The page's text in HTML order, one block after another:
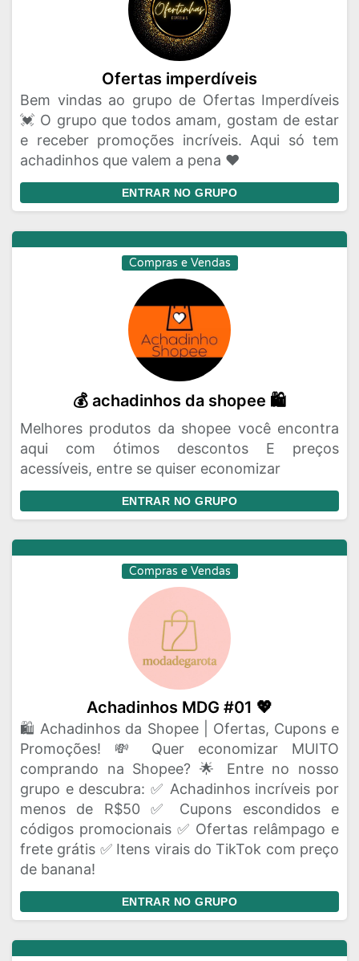
Ofertas imperdíveis
Bem vindas ao grupo de Ofertas Imperdíveis
💓 O grupo que todos amam, gostam de estar
e receber promoções incríveis. Aqui só tem
achadinhos que valem a pena ❤️
ENTRAR NO GRUPO
Compras e Vendas
💰 achadinhos da shopee 🛍️
Melhores produtos da shopee você encontra
aqui com ótimos descontos E preços
acessíveis, entre se quiser economizar
ENTRAR NO GRUPO
Compras e Vendas
Achadinhos MDG #01 💖
🛍️ Achadinhos da Shopee | Ofertas, Cupons e
Promoções! 💸 Quer economizar MUITO
comprando na Shopee? 🌟 Entre no nosso
grupo e descubra: ✅ Achadinhos incríveis por
menos de R$50 ✅ Cupons escondidos e
códigos promocionais ✅ Ofertas relâmpago e
frete grátis ✅ Itens virais do TikTok com preço
de banana!
ENTRAR NO GRUPO